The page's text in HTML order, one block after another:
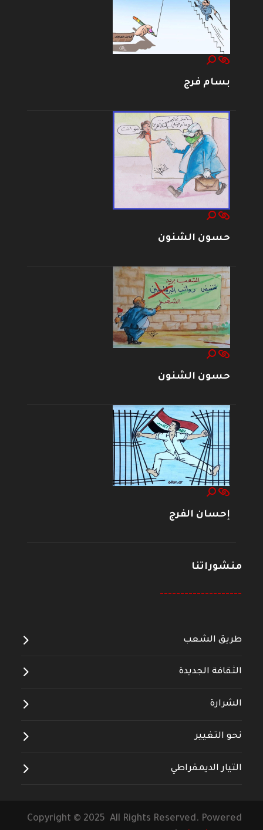
بسام فرج
حسون الشنون
حسون الشنون
إحسان الفرج
منشوراتنا
--------------------
طريق الشعب
الثقافة الجديدة
الشرارة
نحو التغيير
التيار الديمقراطي
Copyright © 2025 All Rights Reserved. Powered